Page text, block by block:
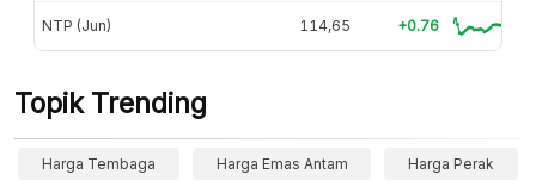
NTP (Jun) 114,65 +0.76
Topik Trending
Harga Tembaga Harga Emas Antam Harga Perak